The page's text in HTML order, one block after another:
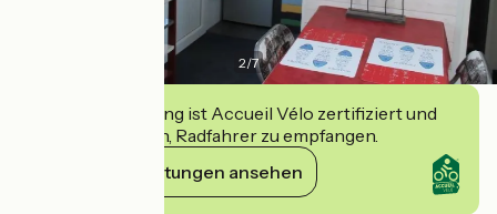
2/7
Diese Einrichtung ist Accueil Vélo zertifiziert und
verpflichtet sich, Radfahrer zu empfangen.
Ihre Verpflichtungen ansehen